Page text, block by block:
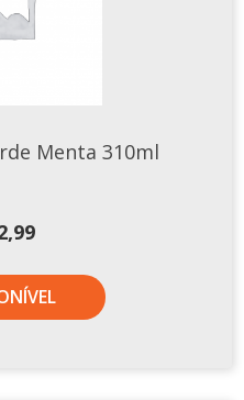
Menta 310ml